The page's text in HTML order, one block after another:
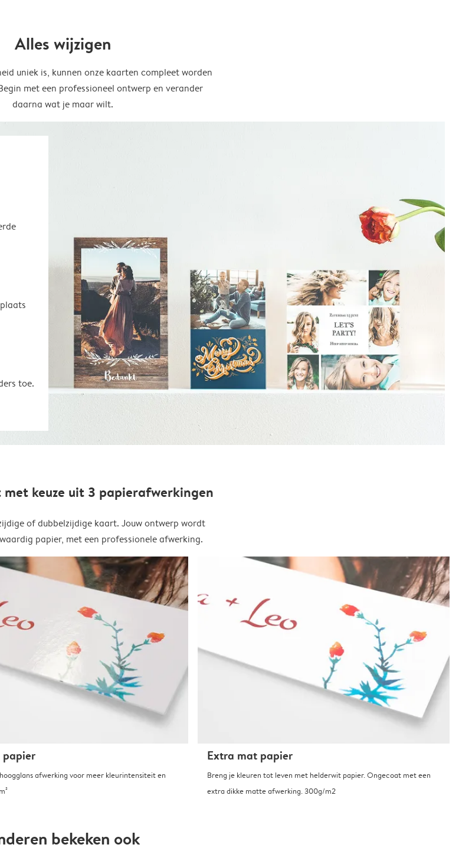
Alles wijzigen
uniek is, kunnen onze kaarten compleet worden
met een professioneel ontwerp en verander
daarna wat je maar wilt.
toe.
keuze uit 3 papierafwerkingen
of dubbelzijdige kaart. Jouw ontwerp wordt
papier, met een professionele afwerking.
papier
afwerking voor meer kleurintensiteit en
Extra mat papier
Breng je kleuren tot leven met helderwit papier. Ongecoat met een
extra dikke matte afwerking. 300g/m2
bekeken ook